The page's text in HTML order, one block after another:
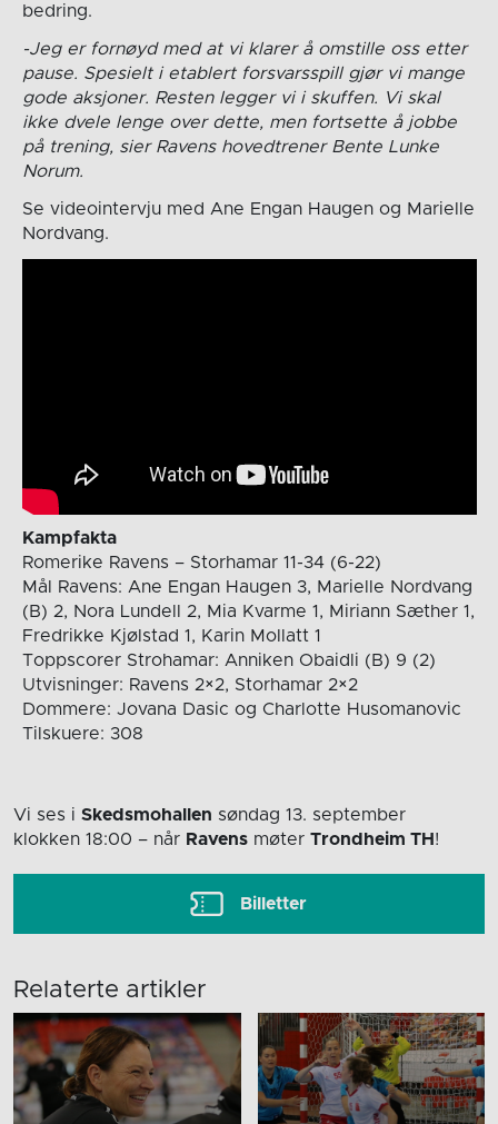
bedring.
-Jeg er fornøyd med at vi klarer å omstille oss etter
pause. Spesielt i etablert forsvarsspill gjør vi mange
gode aksjoner. Resten legger vi i skuffen. Vi skal
ikke dvele lenge over dette, men fortsette å jobbe
på trening, sier Ravens hovedtrener Bente Lunke
Norum.
Se videointervju med Ane Engan Haugen og Marielle
Nordvang.
Kampfakta
Romerike Ravens – Storhamar 11-34 (6-22)
Mål Ravens: Ane Engan Haugen 3, Marielle Nordvang
(B) 2, Nora Lundell 2, Mia Kvarme 1, Miriann Sæther 1,
Fredrikke Kjølstad 1, Karin Mollatt 1
Toppscorer Strohamar: Anniken Obaidli (B) 9 (2)
Utvisninger: Ravens 2×2, Storhamar 2×2
Dommere: Jovana Dasic og Charlotte Husomanovic
Tilskuere: 308
Vi ses i Skedsmohallen søndag 13. september
klokken 18:00 – når Ravens møter Trondheim TH !
Billetter
Relaterte artikler